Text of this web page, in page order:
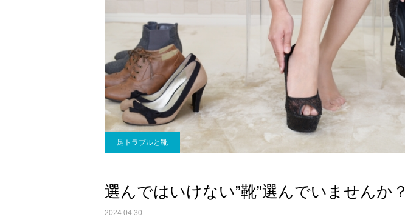
足トラブルと靴
選んではいけない”靴”選んでいませんか？
2024.04.30